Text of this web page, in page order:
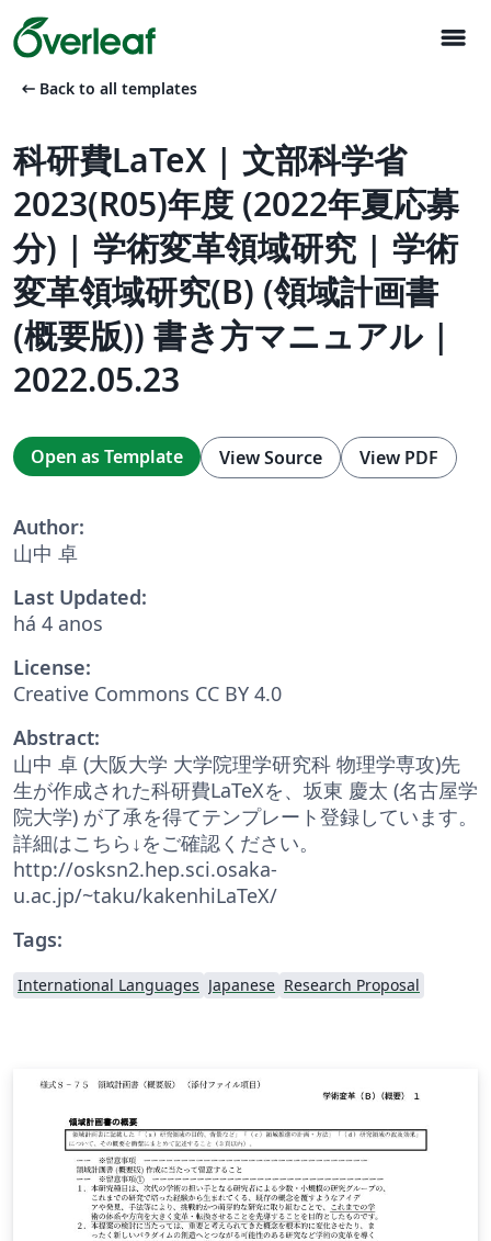
menu
arrow_left_alt Back to all templates
科研費LaTeX | 文部科学省
2023(R05)年度 (2022年夏応募
分) | 学術変革領域研究 | 学術
変革領域研究(B) (領域計画書
(概要版)) 書き方マニュアル |
2022.05.23
Open as Template View Source View PDF
Author:
山中 卓
Last Updated:
há 4 anos
License:
Creative Commons CC BY 4.0
Abstract:
山中 卓 (大阪大学 大学院理学研究科 物理学専攻)先
生が作成された科研費LaTeXを、坂東 慶太 (名古屋学
院大学) が了承を得てテンプレート登録しています。
詳細はこちら↓をご確認ください。
http://osksn2.hep.sci.osaka-
u.ac.jp/~taku/kakenhiLaTeX/
Tags:
International Languages Japanese Research Proposal